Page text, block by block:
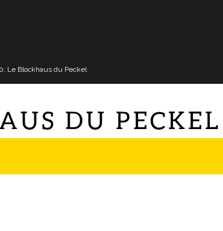
Le Blockhaus du Peckel
DU PECKEL